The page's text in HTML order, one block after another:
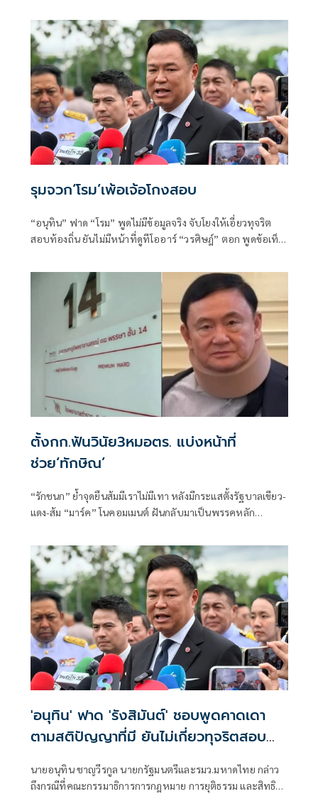
รุมจวก‘โรม’เพ้อเจ้อโกงสอบ
“อนุทิน” ฟาด “โรม” พูดไม่มีข้อมูลจริง จับโยงให้เอี่ยวทุจริต
สอบท้องถิ่น ยันไม่มีหน้าที่ดูทีโออาร์ “วรศิษฎ์” ตอก พูดข้อเท็จ
ตั้งกก.ฟันวินัย3หมอตร. แบ่งหน้าที่
ช่วย‘ทักษิณ’
“รักชนก” ย้ำจุดยืนส้มมีเราไม่มีเทา หลังมีกระแสตั้งรัฐบาลเขียว-
แดง-ส้ม “มาร์ค” โนคอมเมนต์ ฝันกลับมาเป็นพรรคหลัก
'อนุทิน' ฟาด 'รังสิมันต์' ชอบพูดคาดเดา
ตามสติปัญญาที่มี ยันไม่เกี่ยวทุจริตสอบ
นายอนุทิน ชาญวีรกูล นายกรัฐมนตรีและรมว.มหาดไทย กล่าว
ถึงกรณีที่คณะกรรมาธิการการกฎหมาย การยุติธรรม และสิทธิ